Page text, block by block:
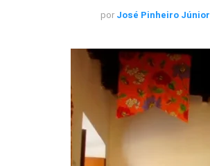
por José Pinheiro Júnior